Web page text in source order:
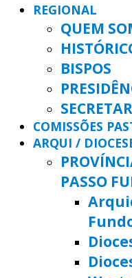
REGIONAL
QUEM
BISPOS
COMISSÕES
ARQUI /
PASSO